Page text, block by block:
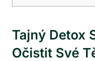
Tajný Detox
Očistit Své